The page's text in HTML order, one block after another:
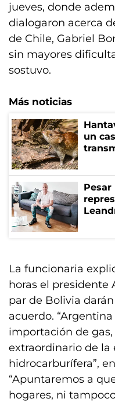
jueves, donde
dialogaron acerca
de Chile, Gabriel
sin mayores
sostuvo.
Más noticias
un
La funcionaria
horas el presidente
par de Bolivia
acuerdo.
importación de
extraordinario de la
hidrocarburífera”,
“Apuntaremos a
hogares, ni